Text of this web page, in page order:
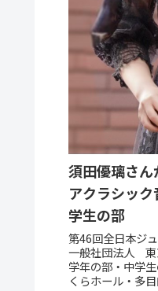
須田優璃さ
アクラシッ
学生の部
第46回全日本ジ
一般社団法人 東
学年の部・中学
くらホール・多